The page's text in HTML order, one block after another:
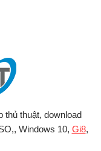
thủ thuật, download
Windows 10, Gi8,